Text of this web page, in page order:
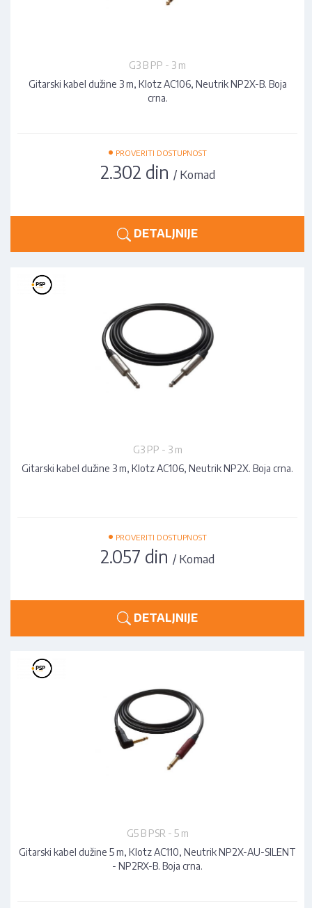
G3 B PP - 3 m
Gitarski kabel dužine 3 m, Klotz AC106, Neutrik NP2X-B. Boja
crna.
• PROVERITI DOSTUPNOST
2.302 din / Komad
DETALJNIJE
G3 PP - 3 m
Gitarski kabel dužine 3 m, Klotz AC106, Neutrik NP2X. Boja crna.
• PROVERITI DOSTUPNOST
2.057 din / Komad
DETALJNIJE
G5 B PSR - 5 m
Gitarski kabel dužine 5 m, Klotz AC110, Neutrik NP2X-AU-SILENT
- NP2RX-B. Boja crna.